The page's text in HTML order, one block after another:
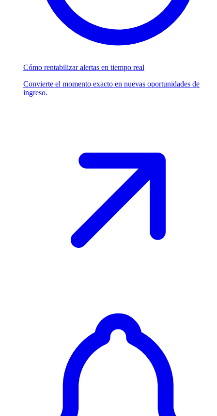
Cómo rentabilizar alertas en tiempo real
Convierte el momento exacto en nuevas oportunidades de
ingreso.